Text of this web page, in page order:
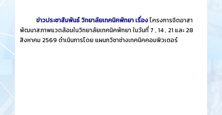
ข่าวประชาสัมพันธ์ วิทยาลัยเทคนิคพัทยา เรื่องโครงการจิตอาสา
พัฒนาสภาพแวดล้อมในวิทยาลัยเทคนิคพัทยา ในวันที่ 7 , 14 , 21 และ 28
สิงหาคม 2569 ดำเนินการโดย แผนกวิชาช่างเทคนิคคอมพิวเตอร์